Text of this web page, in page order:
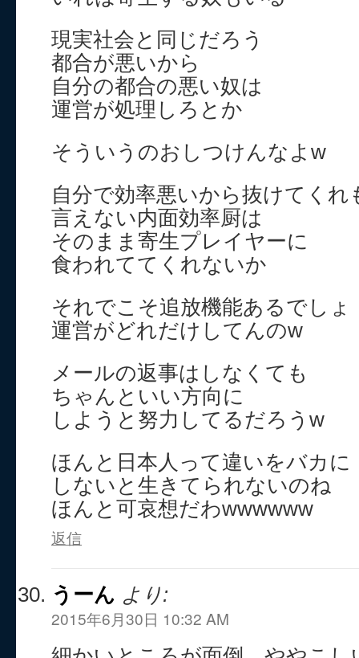
現実社会と同じだろう
都合が悪いから
自分の都合の悪い奴は
運営が処理しろとか
そういうのおしつけんなよw
自分で効率悪いから抜けてくれ
言えない内面効率厨は
そのまま寄生プレイヤーに
食われててくれないか
それでこそ追放機能あるでしょ
運営がどれだけしてんのw
メールの返事はしなくても
ちゃんといい方向に
しようと努力してるだろうw
ほんと日本人って違いをバカに
しないと生きてられないのね
ほんと可哀想だわwwwwww
返信
うーん より:
2015年6月30日 10:32 AM